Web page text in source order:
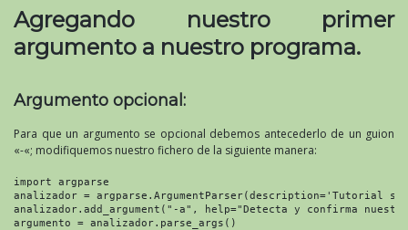
Agregando nuestro primer
argumento a nuestro programa.
Argumento opcional:
Para que un argumento se opcional debemos antecederlo de un guion
«-«; modifiquemos nuestro fichero de la siguiente manera:
import argparse
analizador = argparse.ArgumentParser(description='Tutorial
analizador.add_argument("-a", help="Detecta y confirma
argumento = analizador.parse_args()